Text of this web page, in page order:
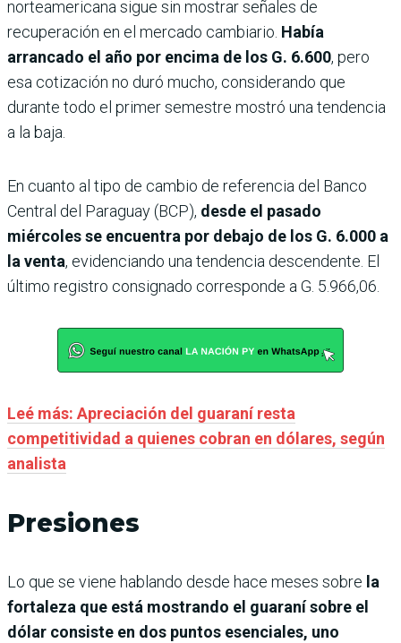
norteamericana sigue sin mostrar señales de
recuperación en el mercado cambiario. Había
arrancado el año por encima de los G. 6.600, pero
esa cotización no duró mucho, considerando que
durante todo el primer semestre mostró una tendencia
a la baja.
En cuanto al tipo de cambio de referencia del Banco
Central del Paraguay (BCP), desde el pasado
miércoles se encuentra por debajo de los G. 6.000 a
la venta, evidenciando una tendencia descendente. El
último registro consignado corresponde a G. 5.966,06.
Leé más: Apreciación del guaraní resta
competitividad a quienes cobran en dólares, según
analista
Presiones
Lo que se viene hablando desde hace meses sobre la
fortaleza que está mostrando el guaraní sobre el
dólar consiste en dos puntos esenciales, uno